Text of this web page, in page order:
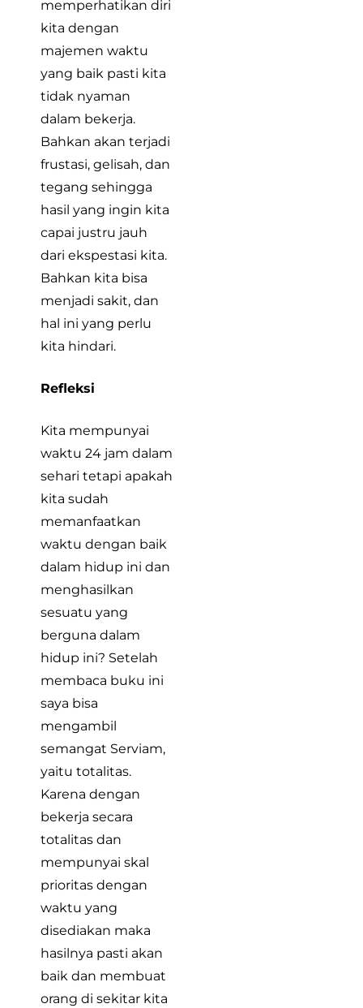
memperhatikan diri
kita dengan
majemen waktu
yang baik pasti kita
tidak nyaman
dalam bekerja.
Bahkan akan terjadi
frustasi, gelisah, dan
tegang sehingga
hasil yang ingin kita
capai justru jauh
dari ekspestasi kita.
Bahkan kita bisa
menjadi sakit, dan
hal ini yang perlu
kita hindari.
Refleksi
Kita mempunyai
waktu 24 jam dalam
sehari tetapi apakah
kita sudah
memanfaatkan
waktu dengan baik
dalam hidup ini dan
menghasilkan
sesuatu yang
berguna dalam
hidup ini? Setelah
membaca buku ini
saya bisa
mengambil
semangat Serviam,
yaitu totalitas.
Karena dengan
bekerja secara
totalitas dan
mempunyai skal
prioritas dengan
waktu yang
disediakan maka
hasilnya pasti akan
baik dan membuat
orang di sekitar kita